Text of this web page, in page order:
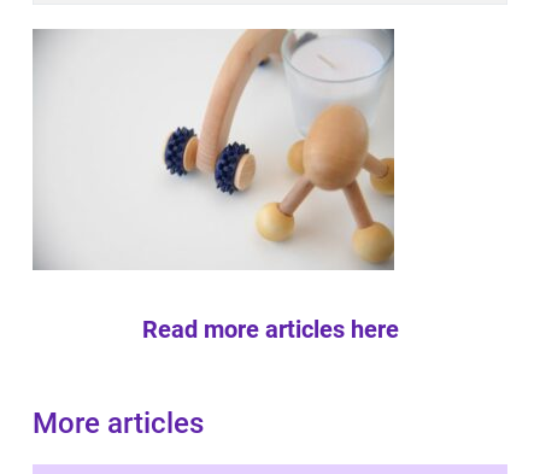
Read more articles here
More articles